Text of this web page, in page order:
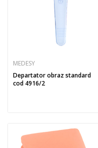
MEDESY
Departator obraz standard
cod 4916/2